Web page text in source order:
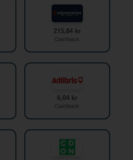
215,84 kr
Cashback
6,04 kr
Cashback